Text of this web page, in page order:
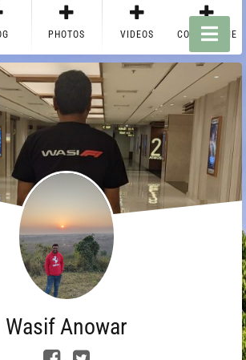
PHOTOS VIDEOS CONTACT ME
Wasif Anowar